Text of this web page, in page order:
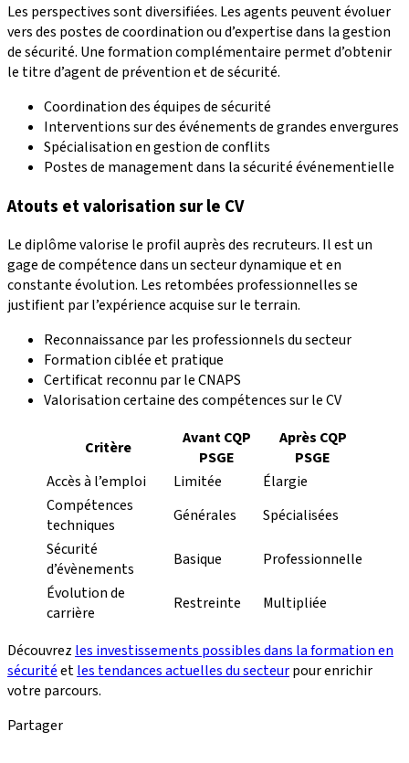
Les perspectives sont diversifiées. Les agents peuvent évoluer
vers des postes de coordination ou d’expertise dans la gestion
de sécurité. Une formation complémentaire permet d’obtenir
le titre d’agent de prévention et de sécurité.
Coordination des équipes de sécurité
Interventions sur des événements de grandes envergures
Spécialisation en gestion de conflits
Postes de management dans la sécurité événementielle
Atouts et valorisation sur le CV
Le diplôme valorise le profil auprès des recruteurs. Il est un
gage de compétence dans un secteur dynamique et en
constante évolution. Les retombées professionnelles se
justifient par l’expérience acquise sur le terrain.
Reconnaissance par les professionnels du secteur
Formation ciblée et pratique
Certificat reconnu par le CNAPS
Valorisation certaine des compétences sur le CV
Critère
Avant CQP
PSGE
Après CQP
PSGE
Accès à l’emploi
Limitée
Élargie
Compétences
techniques
Générales
Spécialisées
Sécurité
d’évènements
Basique
Professionnelle
Évolution de
carrière
Restreinte Multipliée
Découvrez les investissements possibles dans la formation en
sécuritéetles tendances actuelles du secteurpour enrichir
votre parcours.
Partager